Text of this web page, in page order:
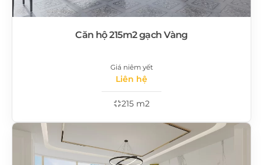
Căn hộ 215m2 gạch Vàng
Giá niêm yết
Liên hệ
215 m2